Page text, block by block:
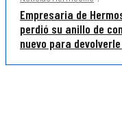
Empresaria de
perdió su anillo de
nuevo para